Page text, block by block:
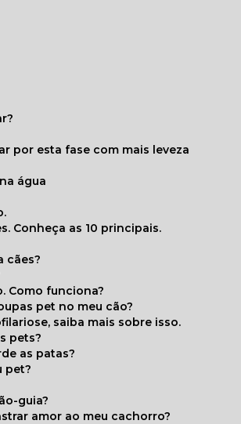
por esta fase com mais leveza
água
Conheça as 10 principais.
cães?
Como funciona?
pet no meu cão?
saiba mais sobre isso.
pets?
as patas?
pet?
guia?
amor ao meu cachorro?